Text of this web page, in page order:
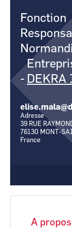
Pays de la Loire
Pays de la
Fonction
-
Adresse
39 RUE
76130 MONT-
France
A